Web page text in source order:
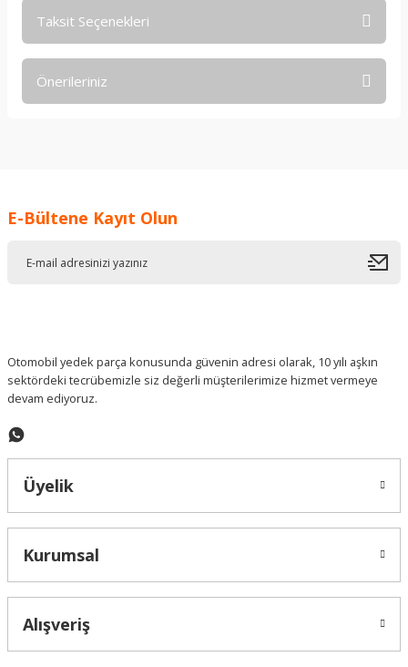
Taksit Seçenekleri
Önerileriniz
Ürün resmi kalitesiz, bozuk veya görüntülenemiyor.
E-Bültene Kayıt Olun
Otomobil yedek parça konusunda güvenin adresi olarak, 10 yılı aşkın
sektördeki tecrübemizle siz değerli müşterilerimize hizmet vermeye
devam ediyoruz.
Üyelik
Kurumsal
Alışveriş